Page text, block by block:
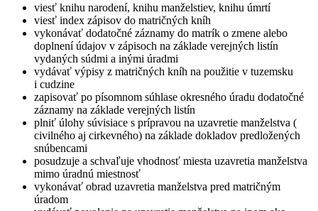
viesť knihu narodení, knihu manželstiev, knihu úmrtí
viesť index zápisov do matričných kníh
vykonávať dodatočné záznamy do matrík o zmene alebo
doplnení údajov v zápisoch na základe verejných listín
vydaných súdmi a inými úradmi
vydávať výpisy z matričných kníh na použitie v tuzemsku
i cudzine
zapisovať po písomnom súhlase okresného úradu dodatočné
záznamy na základe verejných listín
plniť úlohy súvisiace s prípravou na uzavretie manželstva (
civilného aj cirkevného) na základe dokladov predložených
snúbencami
posudzuje a schvaľuje vhodnosť miesta uzavretia manželstva
mimo úradnú miestnosť
vykonávať obrad uzavretia manželstva pred matričným
úradom